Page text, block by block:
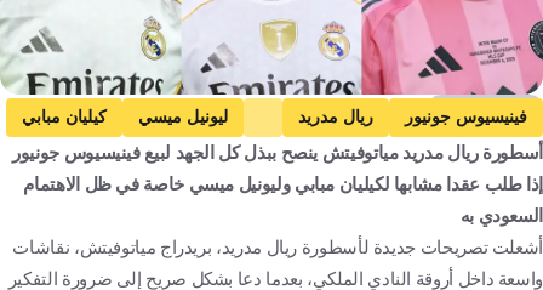
Getty Images
فينيسيوس جونيور ريال مدريد ليونيل ميسي
كيليان مبابي
الدوري الإسباني
دوري روشن السعودي كرة قدم
أسطورة ريال مدريد مياتوفيتش ينصح ببذل كل الجهد لبيع فينيسيوس جونيور
إذا طلب عقدا مشابها لكيليان مبابي وليونيل ميسي خاصة في ظل الاهتمام
السعودي به
أشعلت تصريحات جديدة لأسطورة ريال مدريد، بريدراج مياتوفيتش، نقاشات
واسعة داخل أروقة النادي الملكي، بعدما دعا بشكل صريح إلى ضرورة التفكير